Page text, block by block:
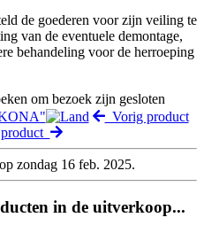
de goederen voor zijn veiling te
van de eventuele demontage,
behandeling voor de herroeping
om bezoek zijn gesloten
Vorig product
zondag 16 feb. 2025.
in de uitverkoop...